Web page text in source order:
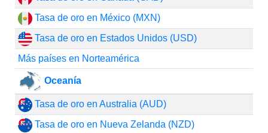
Tasa de oro en México (MXN)
Tasa de oro en Estados Unidos (USD)
Más países en Norteamérica
Oceanía
Tasa de oro en Australia (AUD)
Tasa de oro en Nueva Zelanda (NZD)